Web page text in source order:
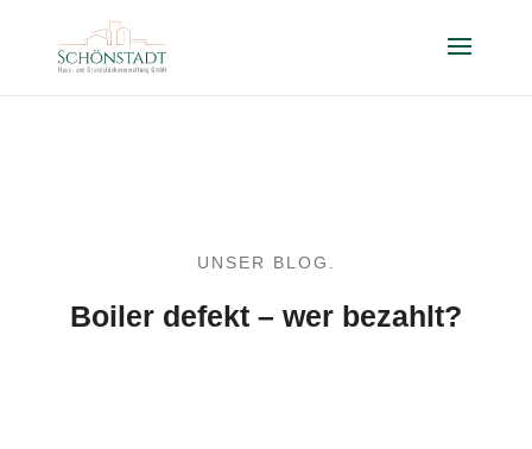
UNSER BLOG.
Boiler defekt – wer bezahlt?